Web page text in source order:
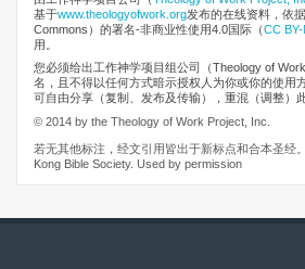
基于www.theologyofwork.org发布的在线资料，依
Commons）的署名-非商业性使用4.0国际（CC
用。
您必须给出工作神学项目组公司（Theology of
名，且不得以任何方式暗示授权人为你或你的使用
可自由分享（复制、发布及传输），重混（调整）
© 2014 by the Theology of Work Project, Inc.
若无其他标注，经文引用皆出于新标点和合本圣经
Kong Bible Society. Used by permission